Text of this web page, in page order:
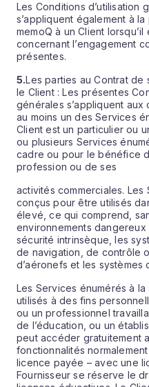
Les Conditions d’utilisation
s’appliquent également à
memoQ à un Client
concernant l’engagement
présentes.
5.Les parties au Contrat de
le Client : Les présentes
générales s’appliquent
au moins un des Services
Client est un particulier ou
ou plusieurs Services
cadre ou pour le bénéfice
profession ou de ses
activités commerciales. Les
conçus pour être utilisés
élevé, ce qui comprend,
environnements
sécurité intrinsèque, les
de navigation, de contrôle
d’aéronefs et les systèmes
Les Services énumérés à
utilisés à des fins
ou un professionnel
de l’éducation, ou un
peut accéder gratuitement
fonctionnalités
licence payée – avec une
Fournisseur se réserve le